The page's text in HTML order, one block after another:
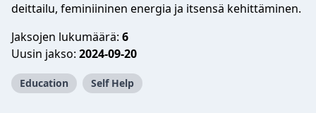
deittailu, feminiininen energia ja itsensä kehittäminen.
Jaksojen lukumäärä: 6
Uusin jakso: 2024-09-20
Education Self Help